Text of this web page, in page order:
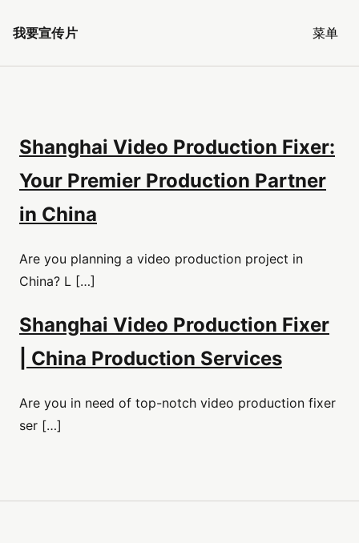
我要宣传片 菜单
Shanghai Video Production Fixer:
Your Premier Production Partner
in China
Are you planning a video production project in
China? L […]
Shanghai Video Production Fixer
| China Production Services
Are you in need of top-notch video production fixer
ser […]